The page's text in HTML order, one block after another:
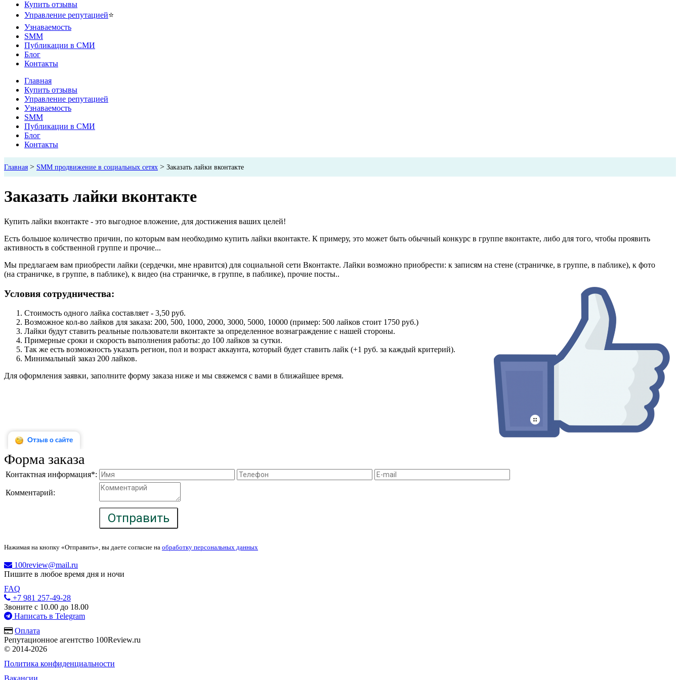
Купить отзывы
Управление репутацией⭐
Узнаваемость
SMM
Публикации в СМИ
Блог
Контакты
Главная
Купить отзывы
Управление репутацией
Узнаваемость
SMM
Публикации в СМИ
Блог
Контакты
Главная > SMM продвижение в социальных сетях > Заказать лайки вконтакте
Заказать лайки вконтакте
Купить лайки вконтакте - это выгодное вложение, для достижения ваших целей!
Есть большое количество причин, по которым вам необходимо купить лайки вконтакте. К примеру, это может быть обычный конкурс в группе вконтакте, либо для того, чтобы проявить
активность в собственной группе и прочие...
Мы предлагаем вам приобрести лайки (сердечки, мне нравится) для социальной сети Вконтакте. Лайки возможно приобрести: к записям на стене (страничке, в группе, в паблике), к фото
(на страничке, в группе, в паблике), к видео (на страничке, в группе, в паблике), прочие посты..
Условия сотрудничества:
Стоимость одного лайка составляет - 3,50 руб.
Возможное кол-во лайков для заказа: 200, 500, 1000, 2000, 3000, 5000, 10000 (пример: 500 лайков стоит 1750 руб.)
Лайки будут ставить реальные пользователи вконтакте за определенное вознаграждение с нашей стороны.
Примерные сроки и скорость выполнения работы: до 100 лайков за сутки.
Так же есть возможность указать регион, пол и возраст аккаунта, который будет ставить лайк (+1 руб. за каждый критерий).
Минимальный заказ 200 лайков.
Для оформления заявки, заполните форму заказа ниже и мы свяжемся с вами в ближайшее время.
Форма заказа
Контактная информация*:
Комментарий:
Отправить
Нажимая на кнопку «Отправить», вы даете согласие на обработку персональных данных
100review@mail.ru
Пишите в любое время дня и ночи
FAQ
+7 981 257-49-28
Звоните с 10.00 до 18.00
Написать в Telegram
Оплата
Репутационное агентство 100Review.ru
© 2014-2026
Политика конфиденциальности